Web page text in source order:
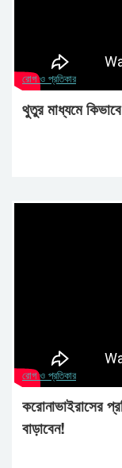
রোগ ও প্রতিকার
থুতুর মাধ্যমে
রোগ ও প্রতিকার
করোনাভাইরাসের
বাড়াবেন!